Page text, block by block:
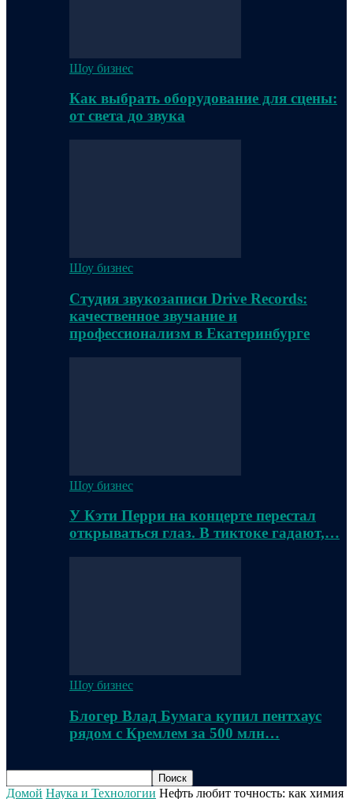
Шоу бизнес
Как выбрать оборудование для сцены:
от света до звука
Шоу бизнес
Студия звукозаписи Drive Records:
качественное звучание и
профессионализм в Екатеринбурге
Шоу бизнес
У Кэти Перри на концерте перестал
открываться глаз. В тиктоке гадают,…
Шоу бизнес
Блогер Влад Бумага купил пентхаус
рядом с Кремлем за 500 млн…
Домой Наука и Технологии Нефть любит точность: как химия